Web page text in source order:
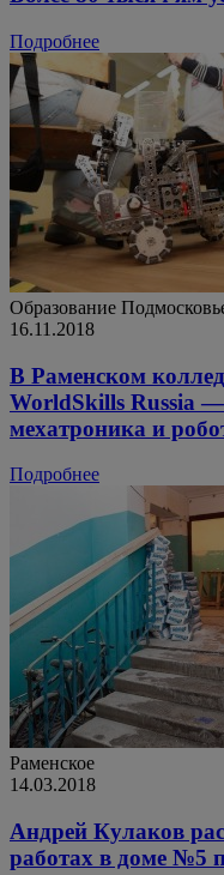
Подробнее
Образование
16.11.2018
В Раменском
WorldSkills Russia
мехатроника и
Подробнее
Раменское
14.03.2018
Андрей Кулаков
работах в доме №5